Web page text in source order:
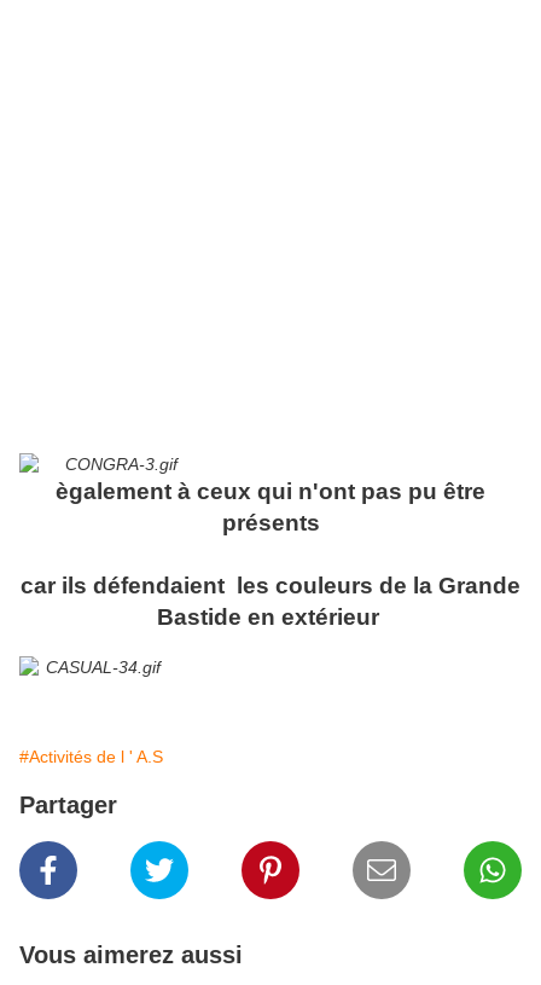
ègalement à ceux qui n'ont pas pu être
présents
car ils défendaient les couleurs de la Grande
Bastide en extérieur
#Activités de l ' A.S
Partager
Vous aimerez aussi